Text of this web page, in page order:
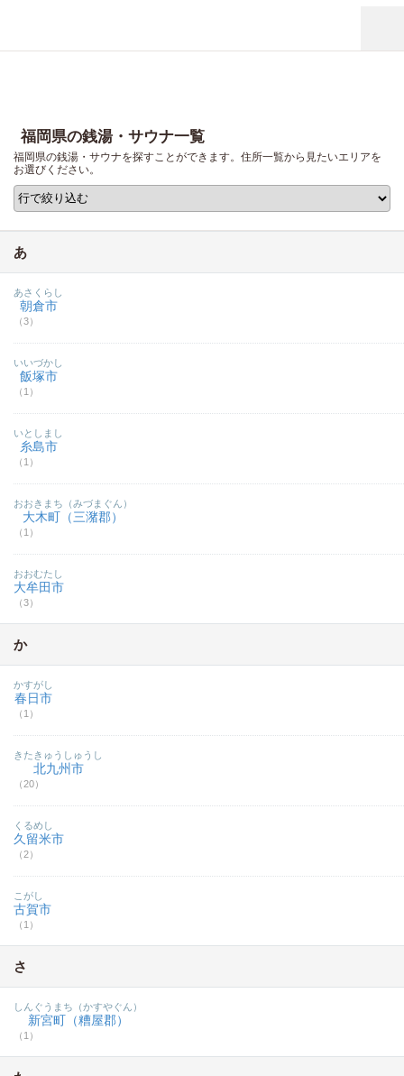
福岡県の銭湯・サウナ一覧
福岡県の銭湯・サウナを探すことができます。住所一覧から見たいエリアを
お選びください。
あ
朝倉市
（3）
あさくらし
飯塚市
（1）
いいづかし
糸島市
（1）
いとしまし
大木町（三潴郡）
（1）
おおきまち（みづまぐん）
大牟田市
（3）
おおむたし
か
春日市
（1）
かすがし
北九州市
（20）
きたきゅうしゅうし
久留米市
（2）
くるめし
古賀市
（1）
こがし
さ
新宮町（糟屋郡）
（1）
しんぐうまち（かすやぐん）